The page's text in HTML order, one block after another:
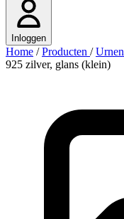
Inloggen
Home / Producten / Urnen
925 zilver, glans (klein)